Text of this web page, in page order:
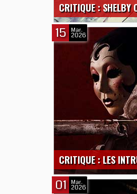
CRITIQUE : SHELBY
CRITIQUE : LES
15 Mar.
2026
01 Mar.
2026